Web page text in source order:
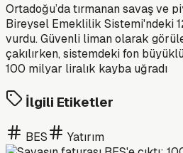
Ortadoğu’da tırmanan savaş ve
Bireysel Emeklilik Sistemi'ndeki
vurdu. Güvenli liman olarak
çakılırken, sistemdeki fon
100 milyar liralık kayba uğradı
İlgili Etiketler
BES Yatırım